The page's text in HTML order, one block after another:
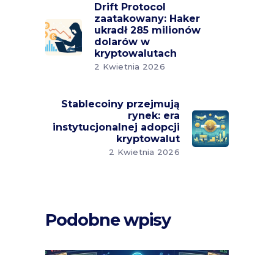
Drift Protocol
zaatakowany: Haker
ukradł 285 milionów
dolarów w
kryptowalutach
2 Kwietnia 2026
Stablecoiny przejmują
rynek: era
instytucjonalnej adopcji
kryptowalut
2 Kwietnia 2026
Podobne wpisy